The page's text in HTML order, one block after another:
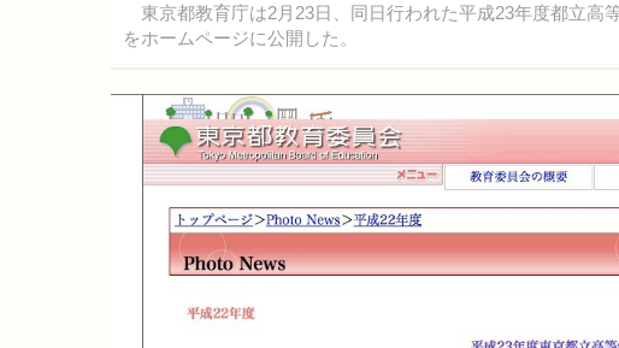
東京都教育庁は2月23日、同日行われた平成23年度都立高
をホームページに公開した。